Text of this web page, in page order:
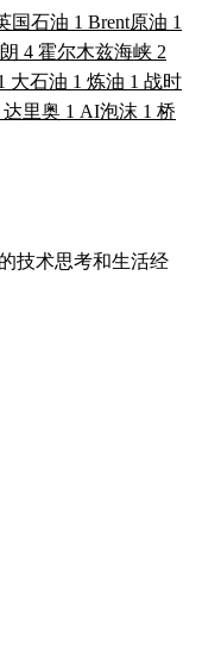
国石油 1 Brent原油 1
4 霍尔木兹海峡 2
大石油 1 炼油 1 战时
达里奥 1 AI泡沫 1 桥
技术思考和生活经